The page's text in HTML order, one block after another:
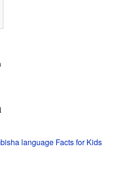
language Facts for Kids